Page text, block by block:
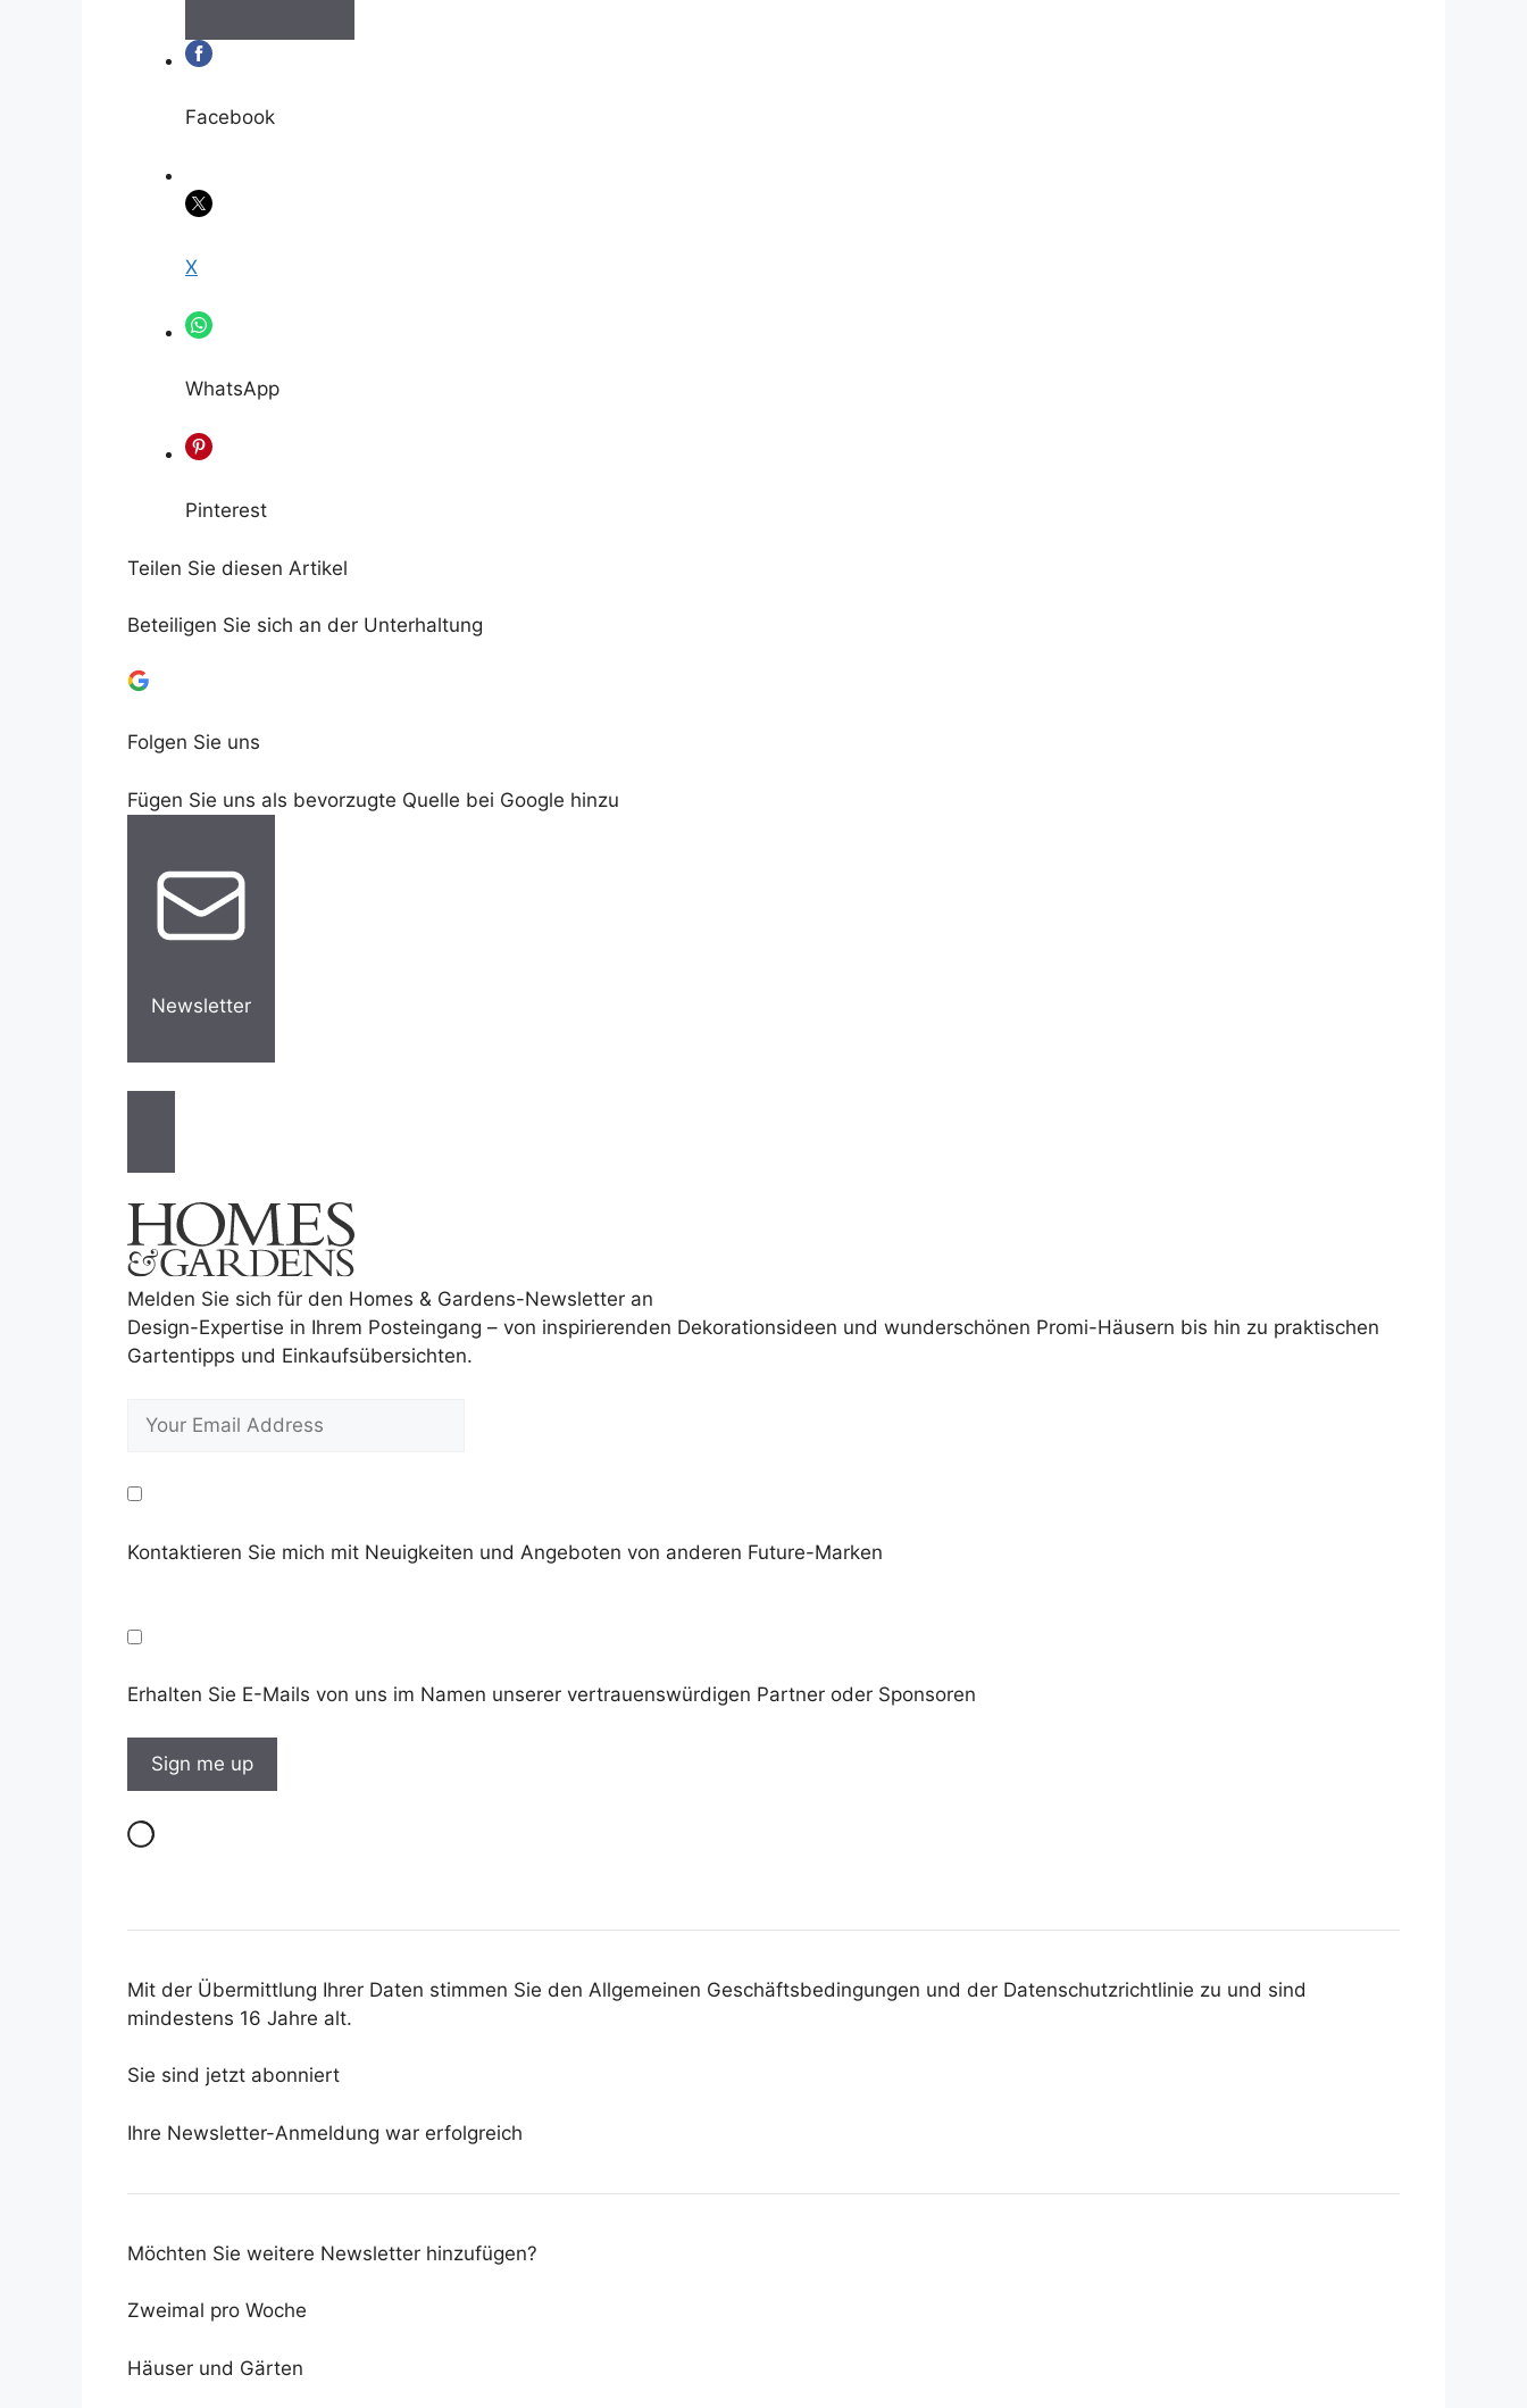
Facebook
X
WhatsApp
Pinterest
Teilen Sie diesen Artikel
Beteiligen Sie sich an der Unterhaltung
Folgen Sie uns
Fügen Sie uns als bevorzugte Quelle bei Google hinzu
Newsletter
Melden Sie sich für den Homes & Gardens-Newsletter an
Design-Expertise in Ihrem Posteingang – von inspirierenden Dekorationsideen und wunderschönen Promi-Häusern bis hin zu praktischen
Gartentipps und Einkaufsübersichten.
Kontaktieren Sie mich mit Neuigkeiten und Angeboten von anderen Future-Marken
Erhalten Sie E-Mails von uns im Namen unserer vertrauenswürdigen Partner oder Sponsoren
Mit der Übermittlung Ihrer Daten stimmen Sie den Allgemeinen Geschäftsbedingungen und der Datenschutzrichtlinie zu und sind
mindestens 16 Jahre alt.
Sie sind jetzt abonniert
Ihre Newsletter-Anmeldung war erfolgreich
Möchten Sie weitere Newsletter hinzufügen?
Zweimal pro Woche
Häuser und Gärten